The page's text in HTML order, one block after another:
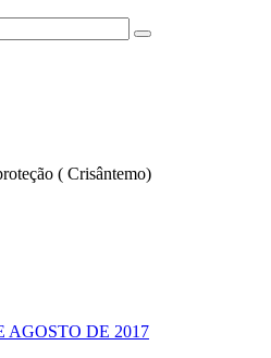
( Crisântemo)
AGOSTO DE 2017